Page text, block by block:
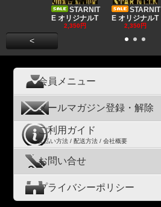
STARNIT
E オリジナルT
2,350円
STARNIT
E オリジナルT
2,350円
<
会員メニュー
メールマガジン登録・解除
ご利用ガイド
支払い方法 / 配送方法 / 会社概要
お問い合せ
プライバシーポリシー